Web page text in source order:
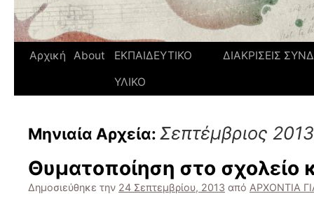
Αρχική About
ΕΚΠΑΙΔΕΥΤΙΚΟ
ΥΛΙΚΟ
ΔΙΑΚΡΙΣΕΙΣ
Μηνιαία Αρχεία: Σεπτέμβριος 2013
Θυματοποίηση στο σχολείο
Δημοσιεύθηκε την 24 Σεπτεμβρίου, 2013 από ΑΡΧΟΝΤΙΑ